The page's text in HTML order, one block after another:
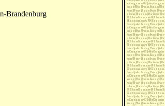
Brandenburg